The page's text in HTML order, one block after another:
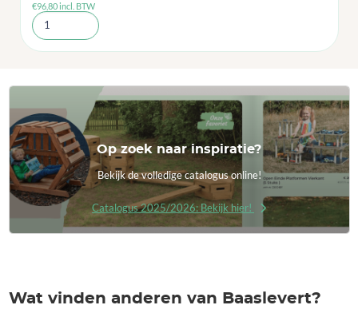
€96,80incl. BTW
Op zoek naar inspiratie?
Bekijk de volledige catalogus online!
Catalogus 2025/2026: Bekijk hier!
Wat vinden anderen van Baaslevert?